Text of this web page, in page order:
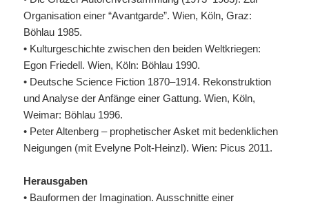
Organisation einer “Avantgarde”. Wien, Köln, Graz:
Böhlau 1985.
• Kulturgeschichte zwischen den beiden Weltkriegen:
Egon Friedell. Wien, Köln: Böhlau 1990.
• Deutsche Science Fiction 1870–1914. Rekonstruktion
und Analyse der Anfänge einer Gattung. Wien, Köln,
Weimar: Böhlau 1996.
• Peter Altenberg – prophetischer Asket mit bedenklichen
Neigungen (mit Evelyne Polt-Heinzl). Wien: Picus 2011.
Herausgaben
• Bauformen der Imagination. Ausschnitte einer